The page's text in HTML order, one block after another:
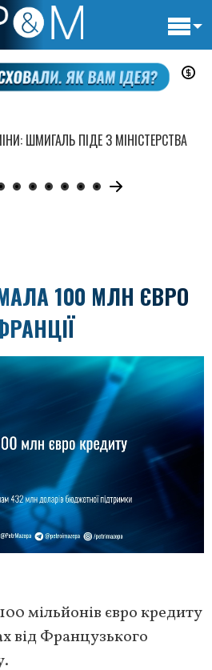
100 МЛН ЄВРО
мільйонів євро кредиту
від Французького
ШМИГАЛЬ ПІДЕ З МІНІСТЕРСТВА